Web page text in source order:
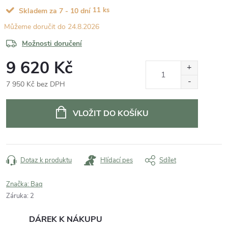
Skladem za 7 - 10 dní 11 ks
24.8.2026
Možnosti doručení
9 620 Kč
7 950 Kč bez DPH
VLOŽIT DO KOŠÍKU
Dotaz k produktu Hlídací pes Sdílet
Značka: Baq
Záruka: 2
DÁREK K NÁKUPU